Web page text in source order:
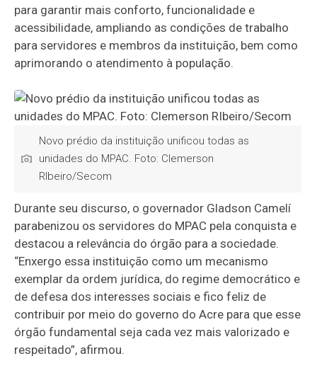
para garantir mais conforto, funcionalidade e
acessibilidade, ampliando as condições de trabalho
para servidores e membros da instituição, bem como
aprimorando o atendimento à população.
Novo prédio da instituição unificou todas as
unidades do MPAC. Foto: Clemerson
RIbeiro/Secom
Durante seu discurso, o governador Gladson Camelí
parabenizou os servidores do MPAC pela conquista e
destacou a relevância do órgão para a sociedade.
“Enxergo essa instituição como um mecanismo
exemplar da ordem jurídica, do regime democrático e
de defesa dos interesses sociais e fico feliz de
contribuir por meio do governo do Acre para que esse
órgão fundamental seja cada vez mais valorizado e
respeitado”, afirmou.